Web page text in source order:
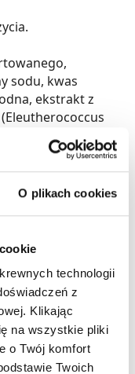
O plikach cookies
technologii
z
Klikając
na wszystkie pliki
o Twój komfort
Twoich
sodu, kwas
ekstrakt z
ekstrakt z
ginseng
– sól sodowa
słodzące –
B1),
w suchym
nie